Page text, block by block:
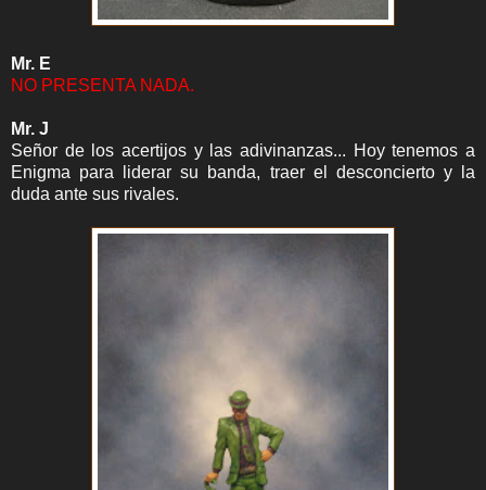
Mr. E
NO PRESENTA NADA.
Mr. J
Señor de los acertijos y las adivinanzas... Hoy tenemos a
Enigma para liderar su banda, traer el desconcierto y la
duda ante sus rivales.